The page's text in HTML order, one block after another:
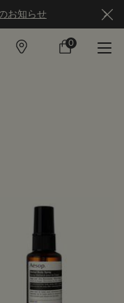
お知らせ
店
カ
0
0 カート内の製